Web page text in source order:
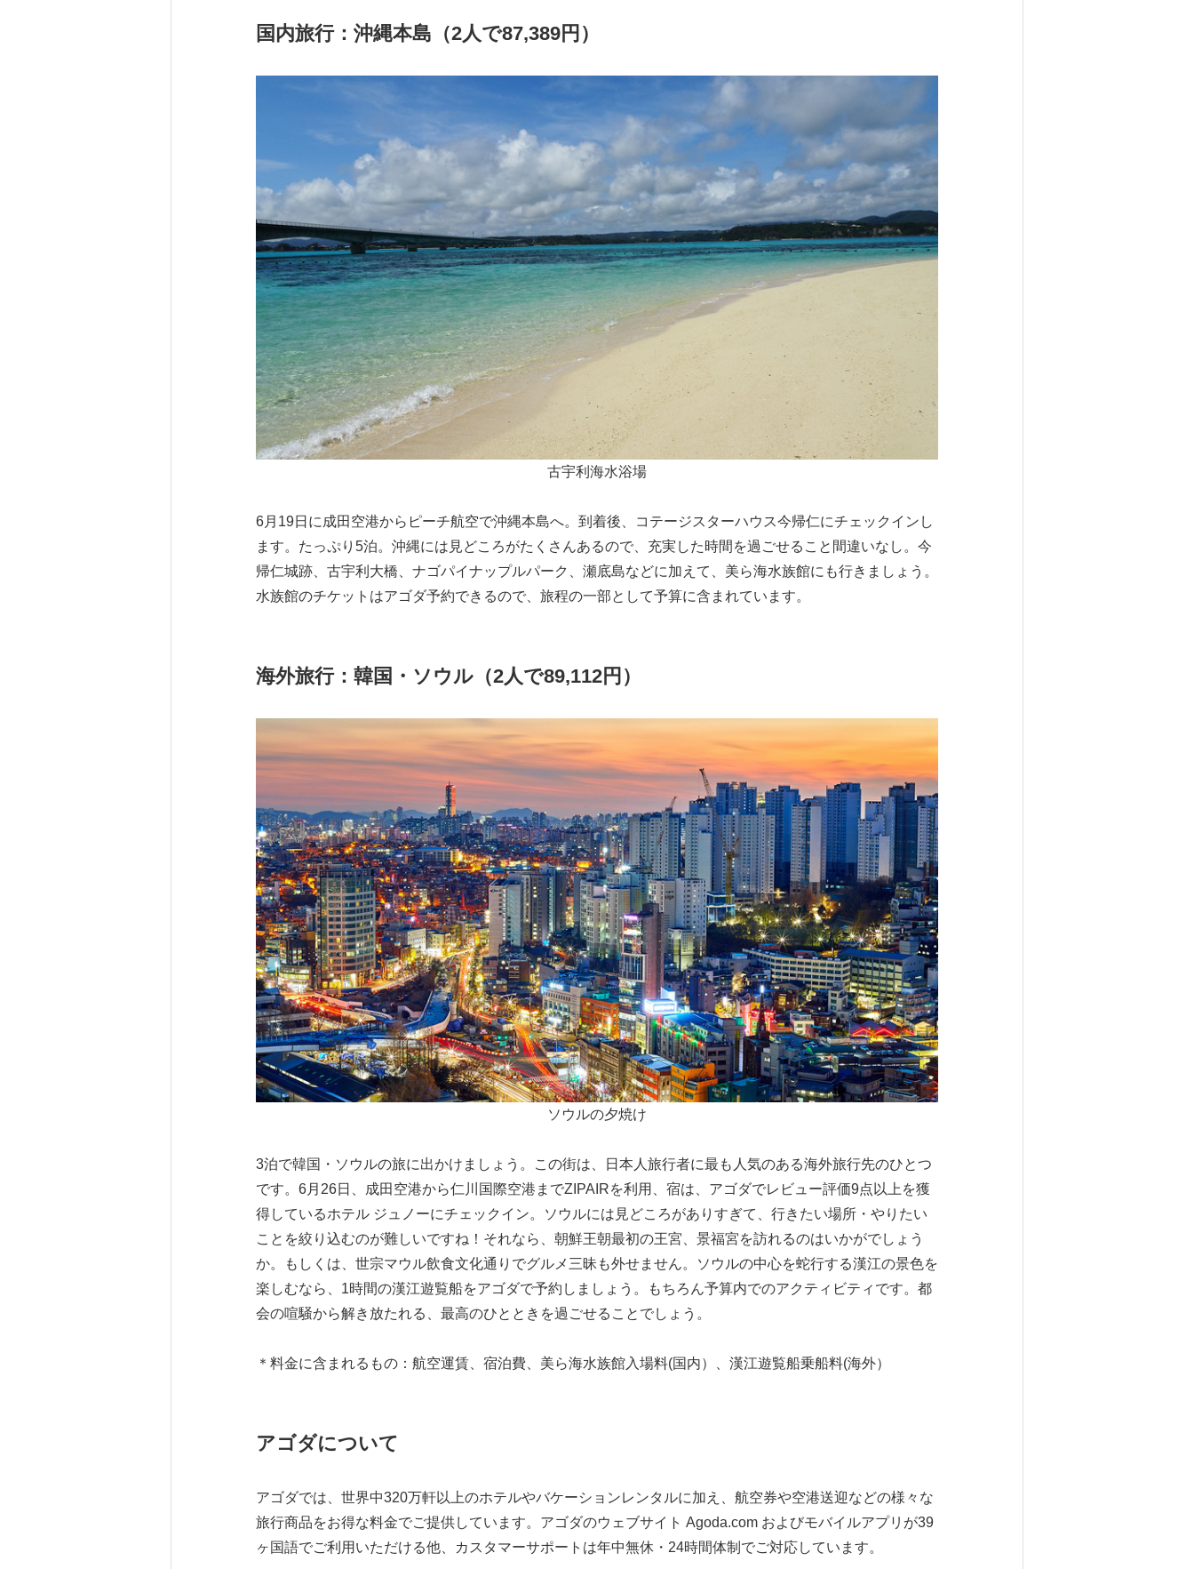
国内旅行：沖縄本島（2人で87,389円）
古宇利海水浴場
6月19日に成田空港からピーチ航空で沖縄本島へ。到着後、コテージスターハウス今帰仁にチェックインし
ます。たっぷり5泊。沖縄には見どころがたくさんあるので、充実した時間を過ごせること間違いなし。今
帰仁城跡、古宇利大橋、ナゴパイナップルパーク、瀬底島などに加えて、美ら海水族館にも行きましょう。
水族館のチケットはアゴダ予約できるので、旅程の一部として予算に含まれています。
海外旅行：韓国・ソウル（2人で89,112円）
ソウルの夕焼け
3泊で韓国・ソウルの旅に出かけましょう。この街は、日本人旅行者に最も人気のある海外旅行先のひとつ
です。6月26日、成田空港から仁川国際空港までZIPAIRを利用、宿は、アゴダでレビュー評価9点以上を獲
得しているホテル ジュノーにチェックイン。ソウルには見どころがありすぎて、行きたい場所・やりたい
ことを絞り込むのが難しいですね！それなら、朝鮮王朝最初の王宮、景福宮を訪れるのはいかがでしょう
か。もしくは、世宗マウル飲食文化通りでグルメ三昧も外せません。ソウルの中心を蛇行する漢江の景色を
楽しむなら、1時間の漢江遊覧船をアゴダで予約しましょう。もちろん予算内でのアクティビティです。都
会の喧騒から解き放たれる、最高のひとときを過ごせることでしょう。
＊料金に含まれるもの：航空運賃、宿泊費、美ら海水族館入場料(国内）、漢江遊覧船乗船料(海外）
アゴダについて
アゴダでは、世界中320万軒以上のホテルやバケーションレンタルに加え、航空券や空港送迎などの様々な
旅行商品をお得な料金でご提供しています。アゴダのウェブサイト Agoda.com およびモバイルアプリが39
ヶ国語でご利用いただける他、カスタマーサポートは年中無休・24時間体制でご対応しています。
Japanese
English